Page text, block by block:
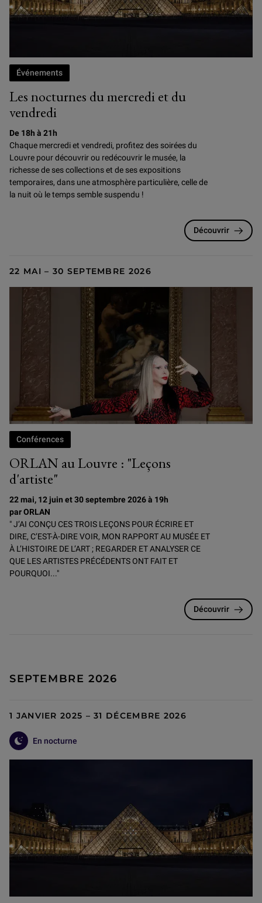
Les nocturnes du mercredi et du
vendredi
Événements
De 18h à 21h
Chaque mercredi et vendredi, profitez des soirées du
Louvre pourdécouvrir ou redécouvrir le musée, la
richesse de ses collections et de ses expositions
temporaires, dans une atmosphère particulière, celle de
la nuit où le temps semble suspendu !
Découvrir
22 MAI – 30 SEPTEMBRE 2026
ORLAN au Louvre : "Leçons
d'artiste"
Conférences
22 mai, 12 juin et 30 septembre 2026 à 19h
par ORLAN
" J’AI CONÇU CES TROIS LEÇONS POUR ÉCRIRE ET
DIRE, C’EST-À-DIRE VOIR, MON RAPPORT AU MUSÉE ET
À L’HISTOIRE DE L’ART ; REGARDER ET ANALYSER CE
QUE LES ARTISTES PRÉCÉDENTS ONT FAIT ET
POURQUOI..."
Découvrir
SEPTEMBRE 2026
1 JANVIER 2025 – 31 DÉCEMBRE 2026
En nocturne